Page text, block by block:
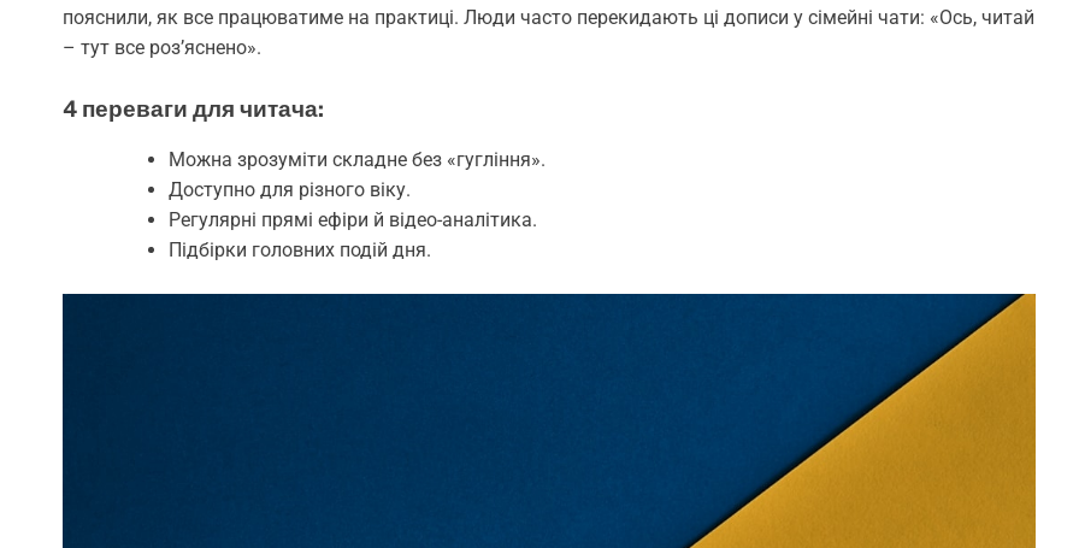
пояснили, як все працюватиме на практиці. Люди часто перекидають ці дописи у сімейні чати: «Ось, читай
– тут все роз’яснено».
4 переваги для читача:
Можна зрозуміти складне без «гугління».
Доступно для різного віку.
Регулярні прямі ефіри й відео-аналітика.
Підбірки головних подій дня.